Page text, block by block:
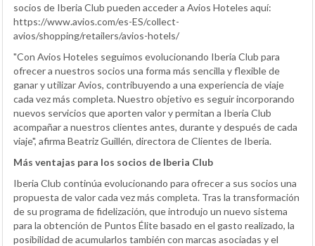
socios de Iberia Club pueden acceder a Avios Hoteles aquí:
https://www.avios.com/es-ES/collect-
avios/shopping/retailers/avios-hotels/
"Con Avios Hoteles seguimos evolucionando Iberia Club para
ofrecer a nuestros socios una forma más sencilla y flexible de
ganar y utilizar Avios, contribuyendo a una experiencia de viaje
cada vez más completa. Nuestro objetivo es seguir incorporando
nuevos servicios que aporten valor y permitan a Iberia Club
acompañar a nuestros clientes antes, durante y después de cada
viaje", afirma Beatriz Guillén, directora de Clientes de Iberia.
Más ventajas para los socios de Iberia Club
Iberia Club continúa evolucionando para ofrecer a sus socios una
propuesta de valor cada vez más completa. Tras la transformación
de su programa de fidelización, que introdujo un nuevo sistema
para la obtención de Puntos Élite basado en el gasto realizado, la
posibilidad de acumularlos también con marcas asociadas y el